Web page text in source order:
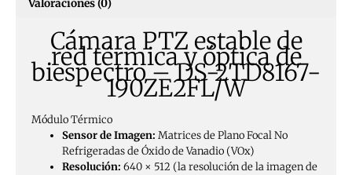
Valoraciones (0)
Cámara PTZ estable de
red térmica y óptica de
biespectro – DS-2TD8167-
190ZE2FL/W
Módulo Térmico
Sensor de Imagen: Matrices de Plano Focal No
Refrigeradas de Óxido de Vanadio (VOx)
Resolución: 640 × 512 (la resolución de la imagen de